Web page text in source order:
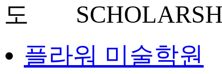
플라워 미술학원